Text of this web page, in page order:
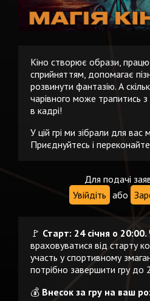
Кіно створює образи,
сприйняттям, допомагає
розвинути фантазію. А
чарівного може трапитись
в кадрі!
У цій грі ми зібрали для вас
Приєднуйтесь і
Для подачі
Увійдіть або
🚩 Старт: 24 січня о 20:00.
враховуватися від старту
участь у спортивному
потрібно завершити гру до
💰 Внесок за гру на ваш